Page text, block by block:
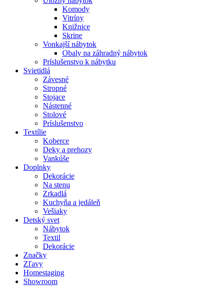
Komody
Vitríny
Knižnice
Skrine
Vonkajší nábytok
Obaly na záhradný nábytok
Príslušenstvo k nábytku
Svietidlá
Závesné
Stropné
Stojace
Nástenné
Stolové
Príslušenstvo
Textílie
Koberce
Deky a prehozy
Vankúše
Doplnky
Dekorácie
Na stenu
Zrkadlá
Kuchyňa a jedáleň
Vešiaky
Detský svet
Nábytok
Textil
Dekorácie
Značky
Zľavy
Homestaging
Showroom